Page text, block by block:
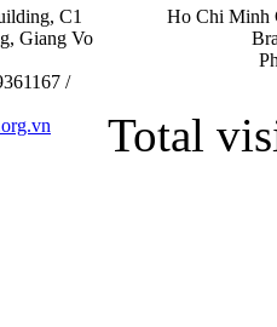
C1
Giang Vo
/
Ho Chi Minh
Total